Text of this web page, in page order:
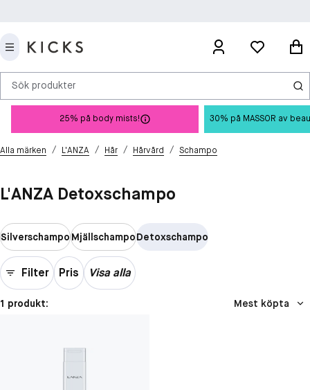
Sök produkter
25% på body mists! 30% på MASSOR av
Alla märken / L'ANZA / Hår / Hårvård / Schampo
L'ANZA Detoxschampo
SilverschampoMjällschampoDetoxschampo
Filter Pris Visa alla
1 produkt: Mest köpta